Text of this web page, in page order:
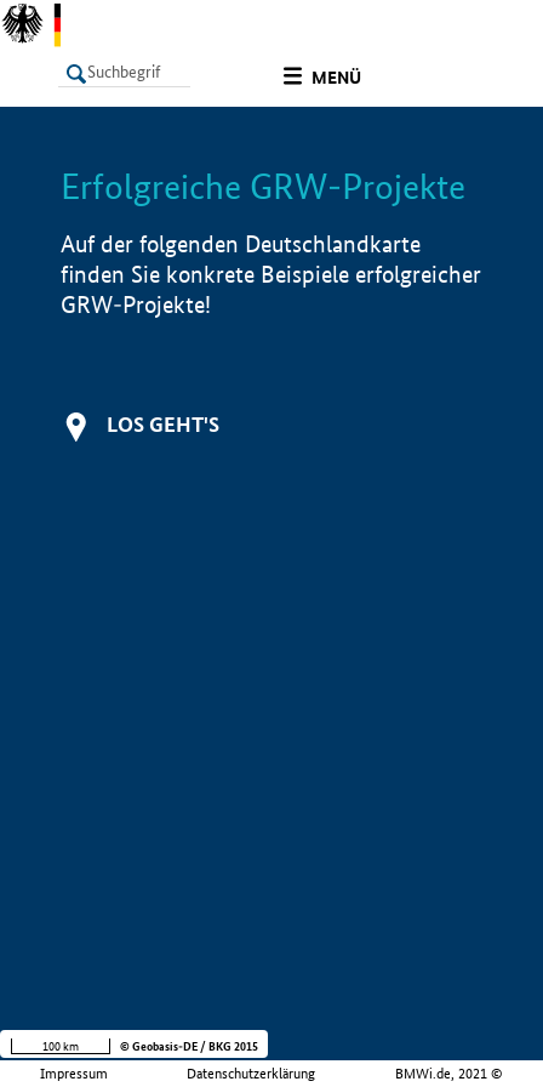
MENÜ
LISTE Info
Erfolgreiche GRW-Projekte
Auf der folgenden Deutschlandkarte
finden Sie konkrete Beispiele erfolgreicher
GRW-Projekte!
LOS GEHT'S
Impressum Datenschutzerklärung BMWi.de, 2021 ©
100 km © Geobasis-DE / BKG 2015